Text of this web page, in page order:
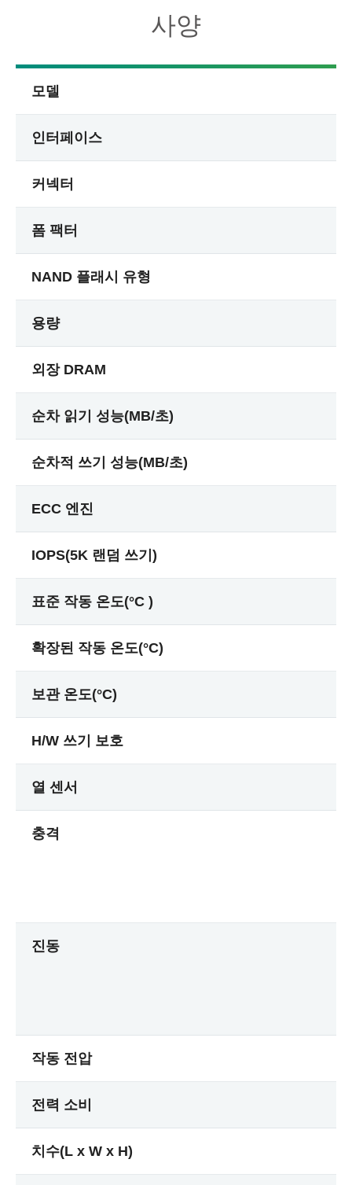
사양
모델
인터페이스
커넥터
폼 팩터
NAND 플래시 유형
용량
외장 DRAM
순차 읽기 성능(MB/초)
순차적 쓰기 성능(MB/초)
ECC 엔진
IOPS(5K 랜덤 쓰기)
표준 작동 온도(°C )
확장된 작동 온도(°C)
보관 온도(°C)
H/W 쓰기 보호
열 센서
충격
진동
작동 전압
전력 소비
치수(L x W x H)